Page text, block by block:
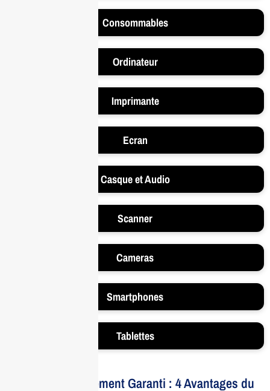
Consommables
Ordinateur
Imprimante
Ecran
Casque et Audio
Scanner
Cameras
Smartphones
Tablettes
Votre Investissement Garanti : 4 Avantages du